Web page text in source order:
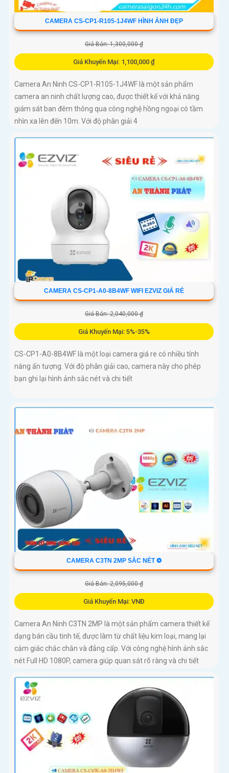
CAMERA CS-CP1-R105-1J4WF HÌNH ẢNH ĐẸP
Giá Bán: 1,300,000 ₫
Giá Khuyến Mại: 1,100,000 ₫
Camera An Ninh CS-CP1-R105-1J4WF là một sản phẩm
camera an ninh chất lượng cao, được thiết kế với khả năng
giám sát ban đêm thông qua công nghệ hồng ngoại có tầm
nhìn xa lên đến 10m. Với độ phân giải 4
CAMERA CS-CP1-A0-8B4WF WIFI EZVIZ GIÁ RẺ
Giá Bán: 2,040,000 ₫
Giá Khuyến Mại: 5%-35%
CS-CP1-A0-8B4WF là một loại camera giá re có nhiều tính
năng ấn tượng. Với độ phân giải cao, camera này cho phép
bạn ghi lại hình ảnh sắc nét và chi tiết
CAMERA C3TN 2MP SẮC NÉT ❂
Giá Bán: 2,095,000 ₫
Giá Khuyến Mại: VNĐ
Camera An Ninh C3TN 2MP là một sản phẩm camera thiết kế
dạng bán cầu tinh tế, được làm từ chất liệu kim loại, mang lại
cảm giác chắc chắn và đẳng cấp. Với công nghệ hình ảnh sắc
nét Full HD 1080P, camera giúp quan sát rõ ràng và chi tiết